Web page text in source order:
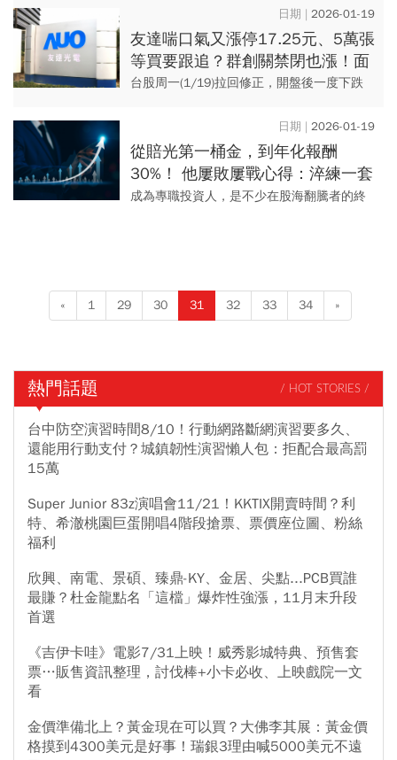
（約合新台幣10萬元）起家，靠著三種投資
策略，滾出50億日圓（約...
2026-01-19
友達喘口氣又漲停17.25元、5萬張
等買要跟追？群創關禁閉也漲！面
板雙虎套房能退租？這次漲真的？
台股周一(1/19)拉回修正，開盤後一度下跌
往上衝，指數盤中翻紅，一度來到 31507.76
點...
2026-01-19
從賠光第一桶金，到年化報酬
30%！ 他屢敗屢戰心得：淬練一套
「可複製獲利模式」！
成為專職投資人，是不少在股海翻騰者的終
« 1 29 30 31 32 33 34 »
熱門話題 / HOT STORIES /
台中防空演習時間8/10！行動網路斷網演習要多久、
還能用行動支付？城鎮韌性演習懶人包：拒配合最高罰
15萬
Super Junior 83z演唱會11/21！KKTIX開賣時間？利
特、希澈桃園巨蛋開唱4階段搶票、票價座位圖、粉絲
福利
欣興、南電、景碩、臻鼎-KY、金居、尖點...PCB買誰
最賺？杜金龍點名「這檔」爆炸性強漲，11月末升段
首選
《吉伊卡哇》電影7/31上映！威秀影城特典、預售套
票…販售資訊整理，討伐棒+小卡必收、上映戲院一文
看
金價準備北上？黃金現在可以買？大佛李其展：黃金價
格摸到4300美元是好事！瑞銀3理由喊5000美元不遠